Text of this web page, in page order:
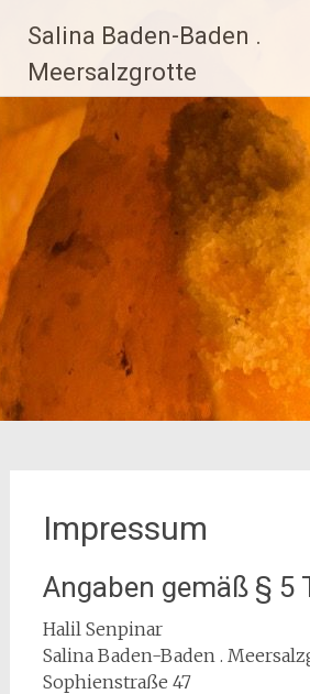
Inhalt
springen
Salina Baden-Baden .
Meersalzgrotte
Impressum
Angaben gemäß § 5
Halil Senpinar
Salina Baden-Baden .
Sophienstraße 47